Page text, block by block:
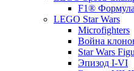
F1®
LEGO Star Wars
Microfighters
Война
Star Wars
Эпизод I-VI